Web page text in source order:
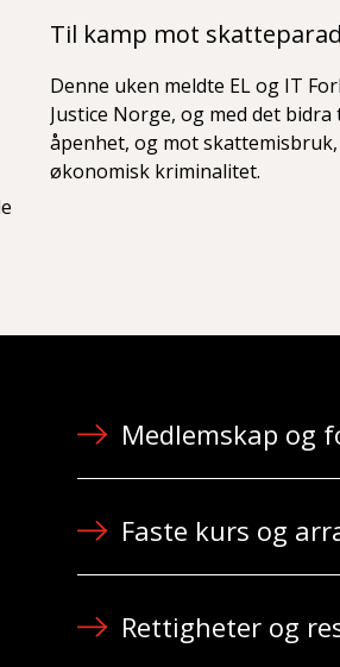
Til kamp mot
Denne uken meldte EL og IT
Justice Norge, og med det
åpenhet, og mot
økonomisk kriminalitet.
Medlemskap og
Faste kurs og
Rettigheter og